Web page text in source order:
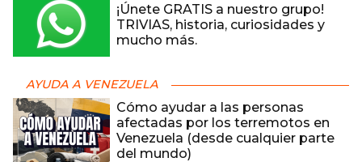
¡Únete GRATIS a nuestro grupo!
TRIVIAS, historia, curiosidades y
mucho más.
AYUDA A VENEZUELA
Cómo ayudar a las personas
afectadas por los terremotos en
Venezuela (desde cualquier parte
del mundo)